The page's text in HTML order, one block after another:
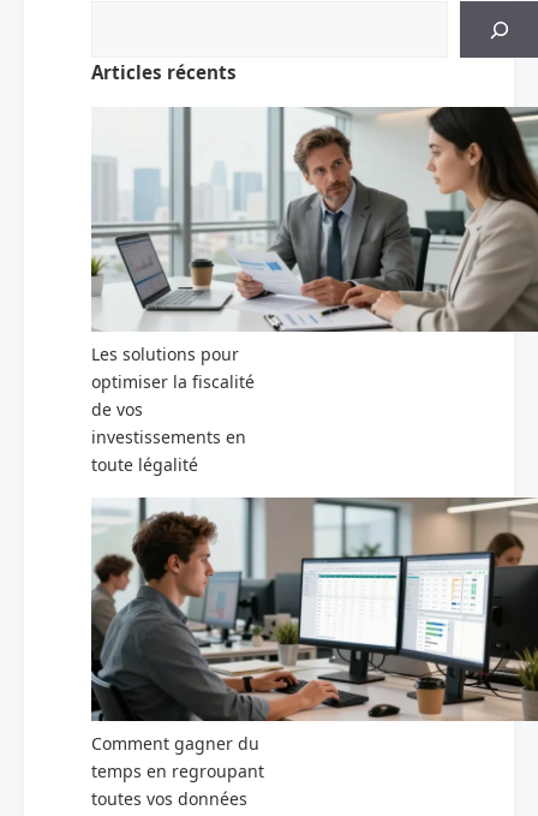
Articles récents
Les solutions pour
optimiser la fiscalité
de vos
investissements en
toute légalité
Comment gagner du
temps en regroupant
toutes vos données